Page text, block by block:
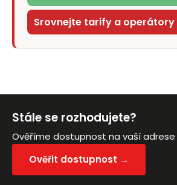
Srovnejte tarify a
Stále se rozhodujete?
Ověříme dostupnost na vaší adrese
Ověřit dostupnost →